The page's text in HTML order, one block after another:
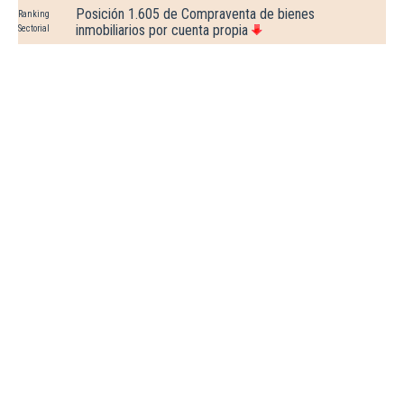
Ranking
Sectorial
Posición 1.605 de Compraventa de bienes
inmobiliarios por cuenta propia